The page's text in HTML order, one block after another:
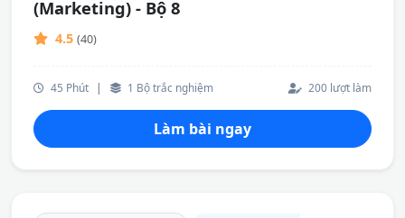
(Marketing) - Bộ 8
4.5 (40)
45 Phút | 1 Bộ trắc nghiệm 200 lượt làm
Làm bài ngay